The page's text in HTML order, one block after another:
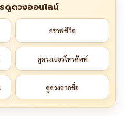
ดูดวงออนไลน์
กราฟชีวิต
ดูดวงเบอร์โทรศัพท์
ดูดวงจากชื่อ